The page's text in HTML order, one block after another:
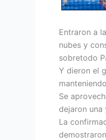
Entraron a
nubes y
sobretodo
Y dieron el
Se
dejaron
La